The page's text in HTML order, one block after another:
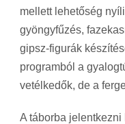
mellett lehetőség
gyöngyfűzés,
gipsz-figurák
programból a
vetélkedők, de a
A táborba